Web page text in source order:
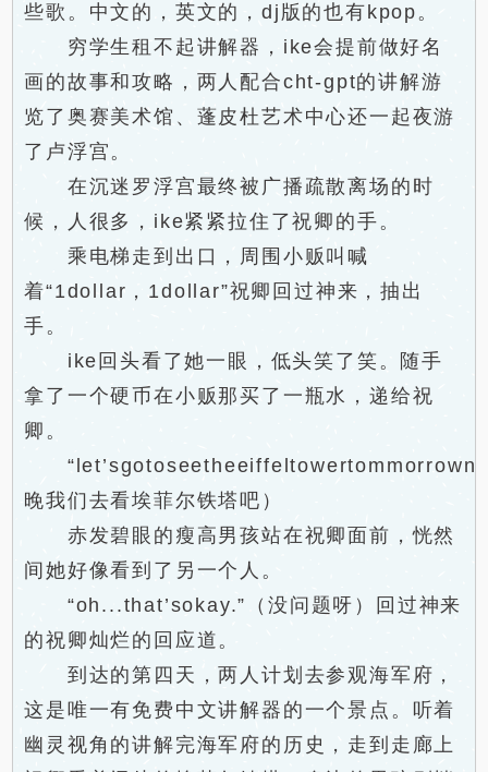
些歌。中文的，英文的，dj版的也有kpop。
穷学生租不起讲解器，ike会提前做好名
画的故事和攻略，两人配合cht-gpt的讲解游
览了奥赛美术馆、蓬皮杜艺术中心还一起夜游
了卢浮宫。
在沉迷罗浮宫最终被广播疏散离场的时
候，人很多，ike紧紧拉住了祝卿的手。
乘电梯走到出口，周围小贩叫喊
着“1dollar，1dollar”祝卿回过神来，抽出
手。
ike回头看了她一眼，低头笑了笑。随手
拿了一个硬币在小贩那买了一瓶水，递给祝
卿。
晚我们去看埃菲尔铁塔吧）
赤发碧眼的瘦高男孩站在祝卿面前，恍然
间她好像看到了另一个人。
“oh...that’sokay.”（没问题呀）回过神来
的祝卿灿烂的回应道。
到达的第四天，两人计划去参观海军府，
这是唯一有免费中文讲解器的一个景点。听着
幽灵视角的讲解完海军府的历史，走到走廊上